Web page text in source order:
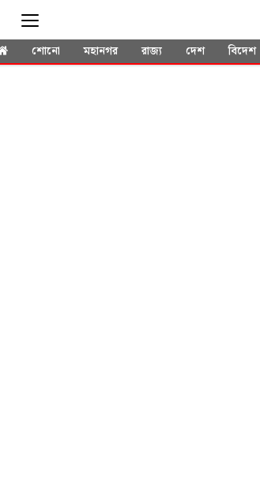
শোনো মহানগর রাজ্য দেশ বিদেশ